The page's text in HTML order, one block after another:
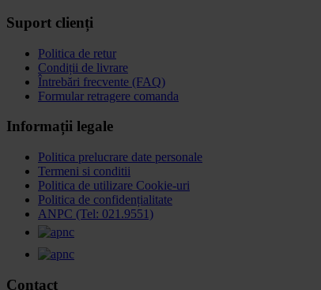
Suport clienți
Politica de retur
Condiții de livrare
Întrebări frecvente (FAQ)
Formular retragere comanda
Informații legale
Politica prelucrare date personale
Termeni si conditii
Politica de utilizare Cookie-uri
Politica de confidențialitate
ANPC (Tel: 021.9551)
Contact